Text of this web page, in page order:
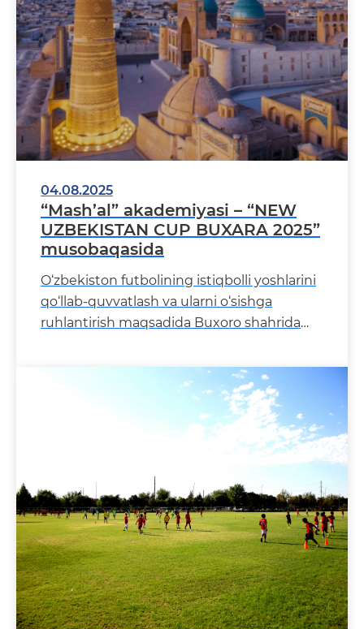
04.08.2025
“Mash’al” akademiyasi – “NEW
UZBEKISTAN CUP BUXARA 2025”
musobaqasida
O‘zbekiston futbolining istiqbolli yoshlarini
qo‘llab-quvvatlash va ularni o‘sishga
ruhlantirish maqsadida Buxoro shahrida